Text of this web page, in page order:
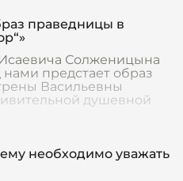
праведницы в
Солженицына
предстает образ
Васильевны
душевной
необходимо уважать